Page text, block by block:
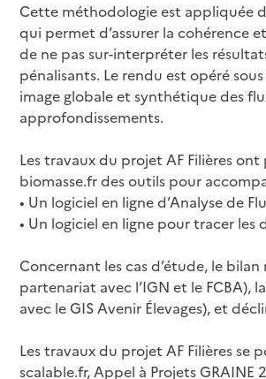
Cette méthodologie est appliquée
qui permet d’assurer la cohérence
de ne pas sur-interpréter les
pénalisants. Le rendu est opéré
image globale et synthétique des
approfondissements.
Les travaux du projet AF Filières
biomasse.fr des outils pour
• Un logiciel en ligne d’Analyse de
• Un logiciel en ligne pour tracer les
Concernant les cas d’étude, le
partenariat avec l’IGN et le FCBA),
avec le GIS Avenir Élevages), et
Les travaux du projet AF Filières se
scalable.fr, Appel à Projets GRAINE